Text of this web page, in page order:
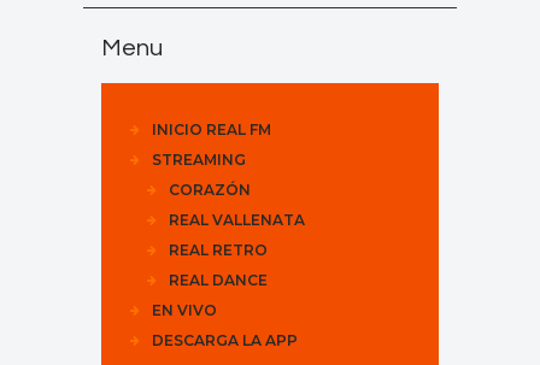
Menu
INICIO REAL FM
STREAMING
CORAZÓN
REAL VALLENATA
REAL RETRO
REAL DANCE
EN VIVO
DESCARGA LA APP